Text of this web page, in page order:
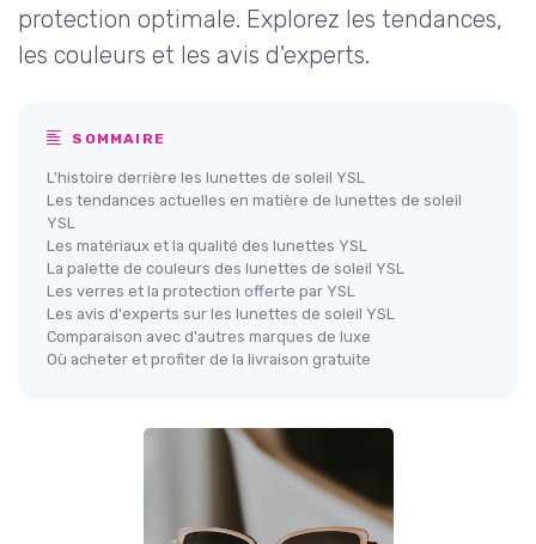
protection optimale. Explorez les tendances,
les couleurs et les avis d'experts.
SOMMAIRE
L'histoire derrière les lunettes de soleil YSL
Les tendances actuelles en matière de lunettes de soleil
YSL
Les matériaux et la qualité des lunettes YSL
La palette de couleurs des lunettes de soleil YSL
Les verres et la protection offerte par YSL
Les avis d'experts sur les lunettes de soleil YSL
Comparaison avec d'autres marques de luxe
Où acheter et profiter de la livraison gratuite